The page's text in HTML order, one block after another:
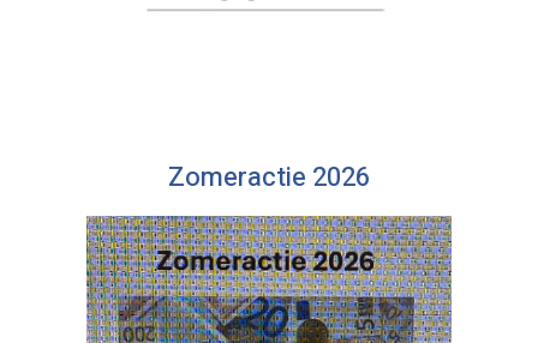
Zomeractie 2026